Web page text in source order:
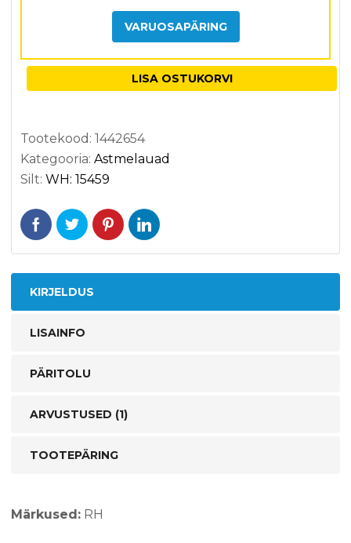
VARUOSAPÄRING
LISA OSTUKORVI
Tootekood: 1442654
Kategooria: Astmelauad
Silt: WH: 15459
KIRJELDUS
LISAINFO
PÄRITOLU
ARVUSTUSED (1)
TOOTEPÄRING
Märkused: RH